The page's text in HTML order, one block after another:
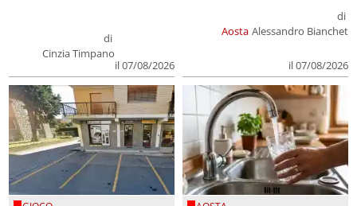
di
Cinzia Timpano
il 07/08/2026
Aosta
di
Alessandro Bianchet
il 07/08/2026